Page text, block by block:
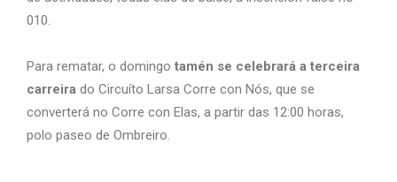
010.
Para rematar, o domingo tamén se celebrará a terceira
carreira do Circuíto Larsa Corre con Nós, que se
converterá no Corre con Elas, a partir das 12:00 horas,
polo paseo de Ombreiro.